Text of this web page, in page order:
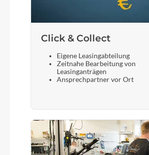
Click & Collect
Eigene Leasingabteilung
Zeitnahe Bearbeitung von
Leasinganträgen
Ansprechpartner vor Ort